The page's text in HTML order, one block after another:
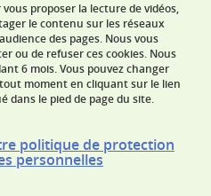
proposer la lecture de vidéos,
le contenu sur les réseaux
des pages. Nous vous
ou de refuser ces cookies. Nous
6 mois. Vous pouvez changer
moment en cliquant sur le lien
dans le pied de page du site.
politique de protection
personnelles